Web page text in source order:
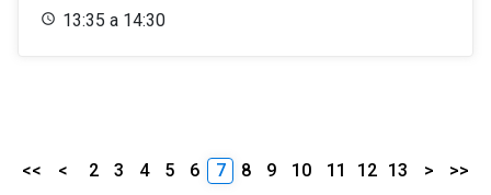
13:35 a 14:30
<< < 2 3 4 5 6 7 8 9 10 11 12 13 > >>